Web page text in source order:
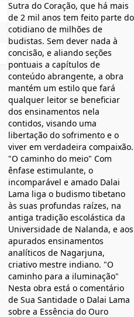
Sutra do Coração, que há mais
de 2 mil anos tem feito parte do
cotidiano de milhões de
budistas. Sem dever nada à
concisão, e aliando seções
pontuais a capítulos de
conteúdo abrangente, a obra
mantém um estilo que fará
qualquer leitor se beneficiar
dos ensinamentos nela
contidos, visando uma
libertação do sofrimento e o
viver em verdadeira compaixão.
"O caminho do meio" Com
ênfase estimulante, o
incomparável e amado Dalai
Lama liga o budismo tibetano
às suas profundas raízes, na
antiga tradição escolástica da
Universidade de Nalanda, e aos
apurados ensinamentos
analíticos de Nagarjuna,
criativo mestre indiano. "O
caminho para a iluminação"
Nesta obra está o comentário
de Sua Santidade o Dalai Lama
sobre a Essência do Ouro